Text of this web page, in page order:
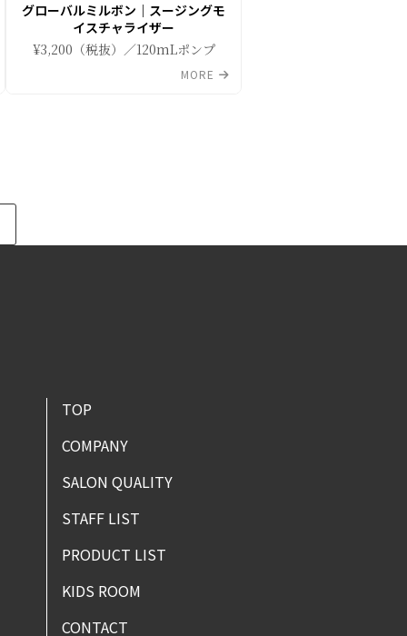
グローバルミルボン｜スージングモ
イスチャライザー
¥3,200（税抜）／120mLポンプ
MORE
TOP
COMPANY
SALON QUALITY
STAFF LIST
PRODUCT LIST
KIDS ROOM
CONTACT